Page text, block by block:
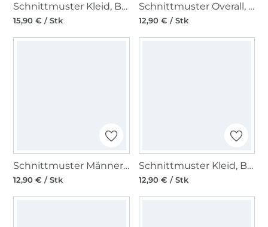
Schnittmuster Kleid, Burda 5820
15,90 € / Stk
Schnittmuster Overall, Burda 5817
12,90 € / Stk
Schnittmuster Männer-Hose, Burda 5814
12,90 € / Stk
Schnittmuster Kleid, Burda 5816
12,90 € / Stk